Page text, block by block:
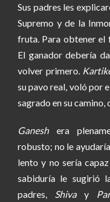
Sus padres les
Supremo y de la
fruta. Para obtener el
El ganador debería
volver primero.
su pavo real, voló por
sagrado en su camino,
Ganeshera
robusto; no le
lento y no sería
sabiduría le sugirió
padres, Shivay